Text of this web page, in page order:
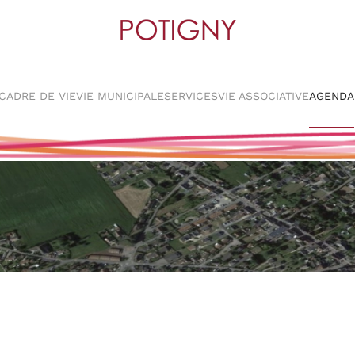
CADRE DE VIEVIE MUNICIPALESERVICESVIE ASSOCIATIVEAGENDA